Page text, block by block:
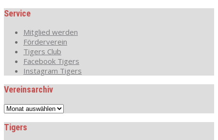
Service
Mitglied werden
Förderverein
Tigers Club
Facebook Tigers
Instagram Tigers
Vereinsarchiv
Vereinsarchiv
Tigers